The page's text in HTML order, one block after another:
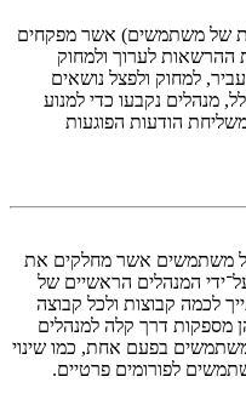
של משתמשים) אשר מפקחים
ההרשאות לערוך ולמחוק
למחוק ולפצל נושאים
מנהלים נקבעו כדי למנוע
הודעות הפוגעות
משתמשים אשר מחלקים את
המנהלים הראשיים של
לכמה קבוצות ולכל קבוצה
מספקות דרך קלה למנהלים
בפעם אחת, כמו שינוי
לפורומים פרטיים.